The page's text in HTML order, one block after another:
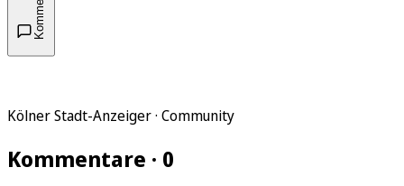
Kölner Stadt-Anzeiger · Community
Kommentare · 0